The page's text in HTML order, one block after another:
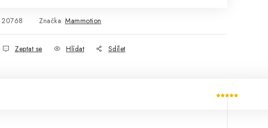
20768 Značka: Mammotion
Zeptat se Hlídat Sdílet